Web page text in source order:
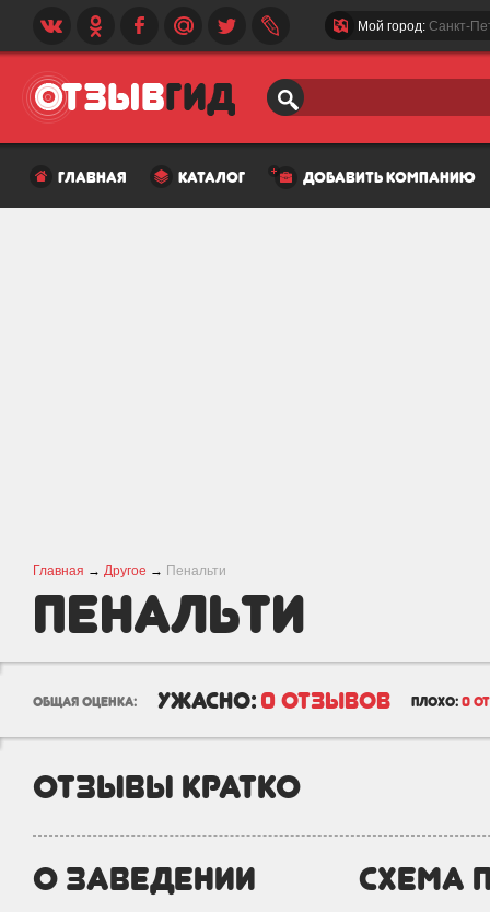
Мой город: Санкт-
главная каталог добавить компанию
Главная → Другое → Пенальти
Пенальти
общая оценка: ужасно: 0 отзывов плохо: 0
отзывы кратко
о заведении схема